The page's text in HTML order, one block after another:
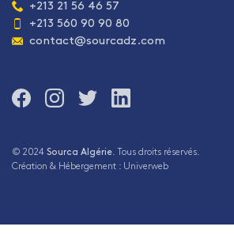
Téléphone
+213 21 56 46 57
+213 560 90 90 80
Adresse
:
contact@sourcadz.com
Rejoignez-
Facebook
Rejoignez-
Instagram
Rejoignez-
Twitter
Rejoignez-
LinkedIn
© 2024 Sourca Algérie. Tous droits réservés.
Création & Hébergement : Univerweb